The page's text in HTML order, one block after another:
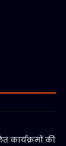
कार्यक्रमों की